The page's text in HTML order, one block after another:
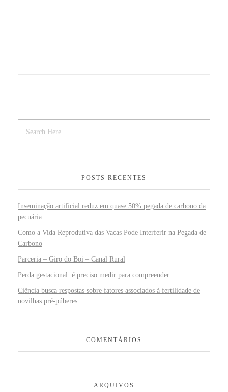
POSTS RECENTES
Inseminação artificial reduz em quase 50% pegada de carbono da
pecuária
Como a Vida Reprodutiva das Vacas Pode Interferir na Pegada de
Carbono
Parceria – Giro do Boi – Canal Rural
Perda gestacional: é preciso medir para compreender
Ciência busca respostas sobre fatores associados à fertilidade de
novilhas pré-púberes
COMENTÁRIOS
ARQUIVOS